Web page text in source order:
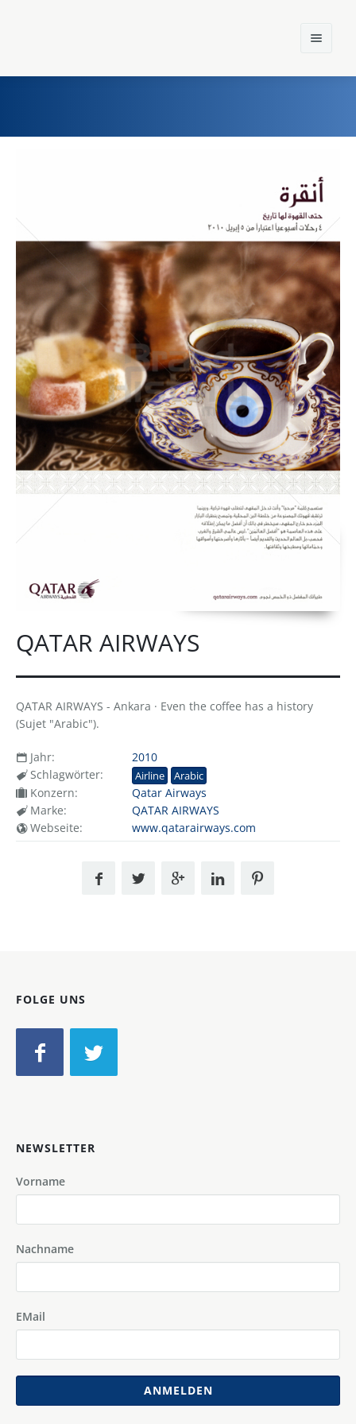
Marken
Konzerne
QATAR AIRWAYS
QATAR AIRWAYS - Ankara · Even the coffee has a history
(Sujet "Arabic").
Jahr:
2010
Schlagwörter:
Airline Arabic
Konzern:
Qatar Airways
Marke:
QATAR AIRWAYS
Webseite:
www.qatarairways.com
FOLGE UNS
NEWSLETTER
Vorname
Nachname
EMail
ANMELDEN